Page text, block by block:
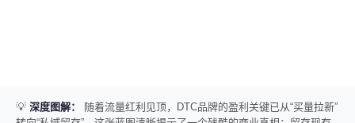
💡 深度图解：
随着流量红利见顶，DTC品牌的盈利关键已从“买量拉新”